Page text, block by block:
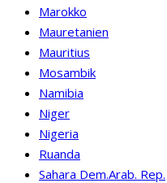
Marokko
Mauretanien
Mauritius
Mosambik
Namibia
Niger
Nigeria
Ruanda
Sahara Dem.Arab. Rep.